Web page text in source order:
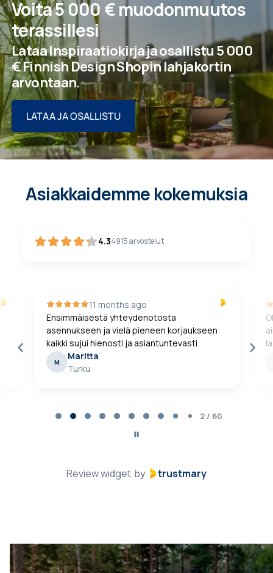
Voita 5 000 € muodonmuutos
terassillesi
Lataa Inspiraatiokirja ja osallistu 5 000
€ Finnish Design Shopin lahjakortin
arvontaan.
LATAA JA OSALLISTU
Asiakkaidemme kokemuksia
4.34915arvostelut
11 months ago
Ensimmäisestä yhteydenotosta
asennukseen ja vielä pieneen korjaukseen
kaikki sujui hienosti ja asiantuntevasti
M
Maritta
Turku
2 / 60
Review widget by trustmary